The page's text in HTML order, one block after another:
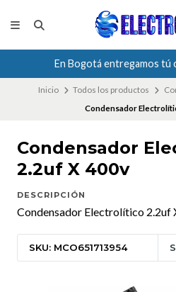
En Bogotá entregamos tú
Inicio Todos los productos
Condensador
Condensador
2.2uf X 400v
DESCRIPCIÓN
Condensador Electrolítico 2.2uf
SKU: MCO651713954